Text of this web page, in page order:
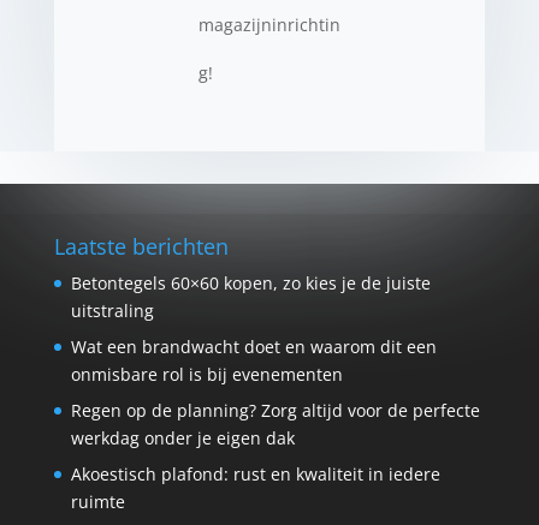
magazijninrichtin
g!
Laatste berichten
Betontegels 60×60 kopen, zo kies je de juiste
uitstraling
Wat een brandwacht doet en waarom dit een
onmisbare rol is bij evenementen
Regen op de planning? Zorg altijd voor de perfecte
werkdag onder je eigen dak
Akoestisch plafond: rust en kwaliteit in iedere
ruimte